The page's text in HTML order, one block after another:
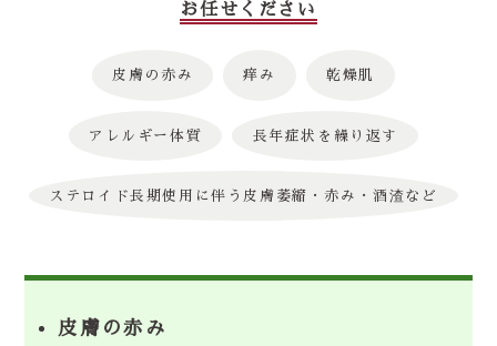
お任せください
皮膚の赤み 痒み 乾燥肌
アレルギー体質 長年症状を繰り返す
ステロイド長期使用に伴う皮膚萎縮・赤み・酒渣など
皮膚の赤み